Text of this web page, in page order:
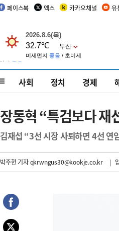
페이스북 엑스 카카오채널 유
사회 정치 경제
장동혁 “특검보다
김재섭 “3선 시장 사퇴하면 4선
박주현 기자qkrwngus30@kookje.co.kr |